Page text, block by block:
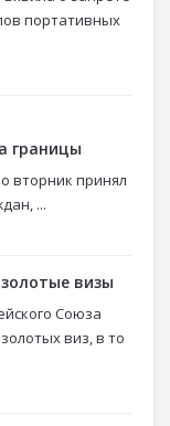
портативных
границы
вторник принял
...
визы
Союза
виз, в то